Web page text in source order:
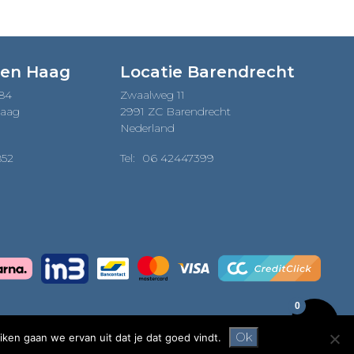
Haag Locatie Barendrecht
Zwaalweg 11
2991 ZC Barendrecht
Nederland
Tel: 06 42447399
0
gaan we ervan uit dat je dat goed vindt. Ok